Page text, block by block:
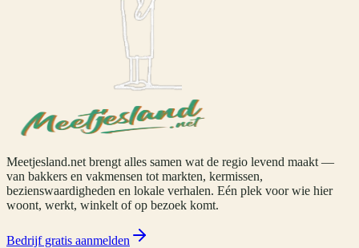
Meetjesland.net brengt alles samen wat de regio levend maakt —
van bakkers en vakmensen tot markten, kermissen,
bezienswaardigheden en lokale verhalen. Eén plek voor wie hier
woont, werkt, winkelt of op bezoek komt.
Bedrijf gratis aanmelden